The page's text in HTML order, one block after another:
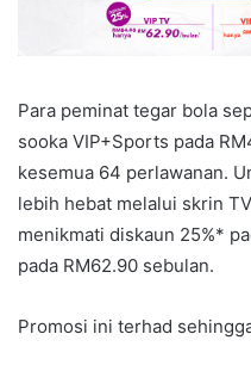
Para peminat tegar bola
sooka VIP+Sports pada
kesemua 64 perlawanan.
lebih hebat melalui skrin
menikmati diskaun 25%*
pada RM62.90 sebulan.
Promosi ini terhad